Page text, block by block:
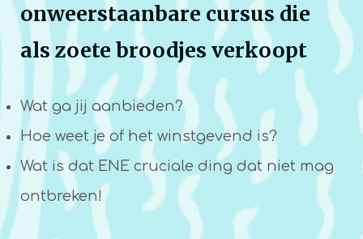
onweerstaanbare cursus die
als zoete broodjes verkoopt
Wat ga jij aanbieden?
Hoe weet je of het winstgevend is?
Wat is dat ENE cruciale ding dat niet mag
ontbreken!